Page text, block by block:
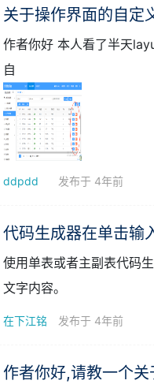
系表t_A_M、t_B_M
沙漠绿树 发布于 4年前
关于操作界面的自定
作者你好 本人看了半天layui代码也没弄清楚 想问下我这儿需要把按钮改成自己自定义的按钮 可以点击按钮之后弹出
自
ddpdd 发布于 4年前
代码生成器在单击输
文字内容。